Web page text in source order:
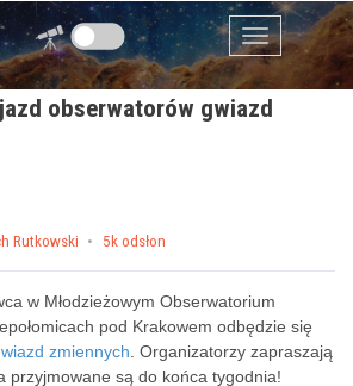
Menu
obserwatorów gwiazd
Rutkowski 5k odsłon
w Młodzieżowym Obserwatorium
pod Krakowem odbędzie się
zmiennych . Organizatorzy zapraszają
przyjmowane są do końca tygodnia!